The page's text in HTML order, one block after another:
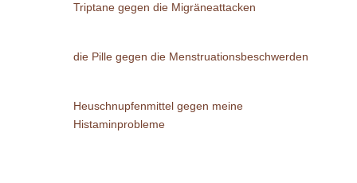
Triptane gegen die Migräneattacken
die Pille gegen die Menstruationsbeschwerden
Heuschnupfenmittel gegen meine
Histaminprobleme